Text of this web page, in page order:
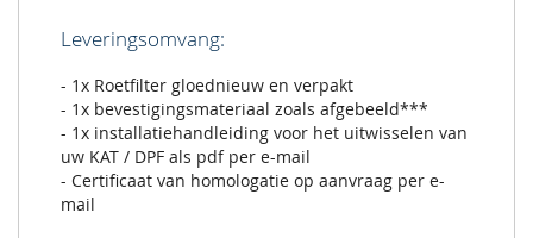
Leveringsomvang:
- 1x Roetfilter gloednieuw en verpakt
- 1x bevestigingsmateriaal zoals afgebeeld***
- 1x installatiehandleiding voor het uitwisselen van
uw KAT / DPF als pdf per e-mail
- Certificaat van homologatie op aanvraag per e-
mail